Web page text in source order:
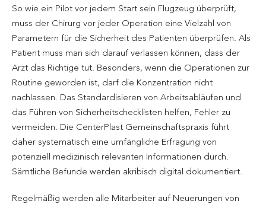
So wie ein Pilot vor jedem Start sein Flugzeug überprüft,
muss der Chirurg vor jeder Operation eine Vielzahl von
Parametern für die Sicherheit des Patienten überprüfen. Als
Patient muss man sich darauf verlassen können, dass der
Arzt das Richtige tut. Besonders, wenn die Operationen zur
Routine geworden ist, darf die Konzentration nicht
nachlassen. Das Standardisieren von Arbeitsabläufen und
das Führen von Sicherheitschecklisten helfen, Fehler zu
vermeiden. Die CenterPlast Gemeinschaftspraxis führt
daher systematisch eine umfängliche Erfragung von
potenziell medizinisch relevanten Informationen durch.
Sämtliche Befunde werden akribisch digital dokumentiert.
Regelmäßig werden alle Mitarbeiter auf Neuerungen von